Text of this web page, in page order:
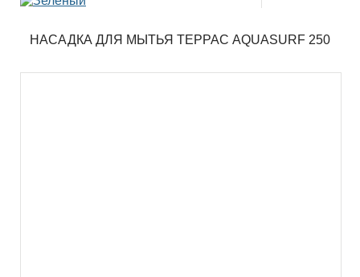
НАСАДКА ДЛЯ МЫТЬЯ ТЕРРАС AQUASURF 250